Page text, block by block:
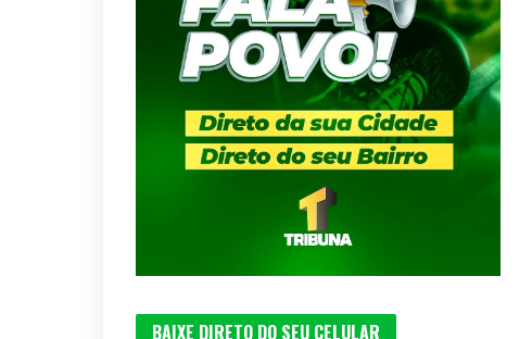
BAIXE DIRETO DO SEU CELULAR